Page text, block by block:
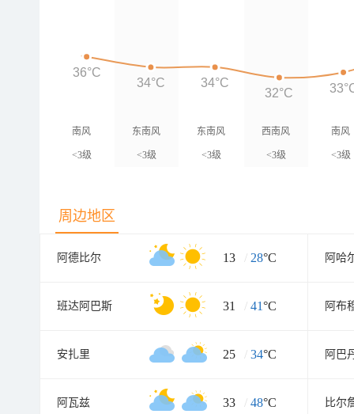
南风
<3级
东南风
<3级
东南风
<3级
西南风
<3级
南风
<3级
36°C
34°C 34°C
32°C
周边地区
阿德比尔 13 / 28°C 阿哈
班达阿巴斯 31 / 41°C 阿布
安扎里 25 / 34°C 阿巴
阿瓦兹 33 / 48°C 比尔